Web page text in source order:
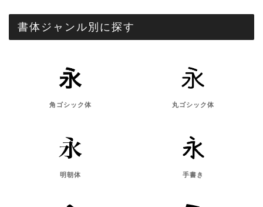
書体ジャンル別に探す
角ゴシック体 丸ゴシック体
明朝体 手書き